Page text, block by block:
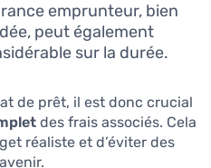
emprunteur, bien
peut également
sur la durée.
de prêt, il est donc crucial
des frais associés. Cela
réaliste et d’éviter des